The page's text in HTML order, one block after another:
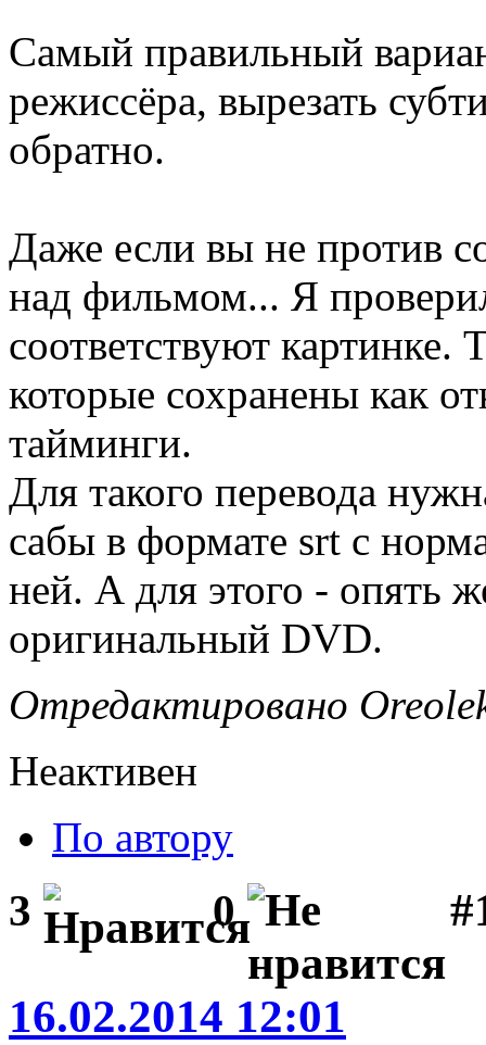
Самый правильный
режиссёра, вырезать
обратно.
Даже если вы не против
над фильмом... Я
соответствуют картинке.
которые сохранены как
тайминги.
Для такого перевода
сабы в формате srt с
ней. А для этого - опять
оригинальный DVD.
Отредактировано
Неактивен
По автору
3 0
16.02.2014 12:01